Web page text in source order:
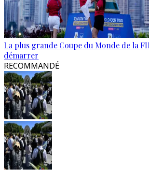
La plus grande Coupe du Monde de la
démarrer
RECOMMANDÉ